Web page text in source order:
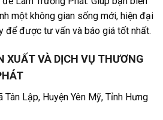
một không gian sống mới, hiện đại
để được tư vấn và báo giá tốt nhất.
XUẤT VÀ DỊCH VỤ THƯƠNG
Lập, Huyện Yên Mỹ, Tỉnh Hưng